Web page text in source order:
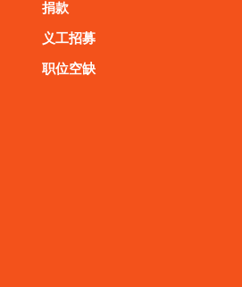
捐款
义工招募
职位空缺